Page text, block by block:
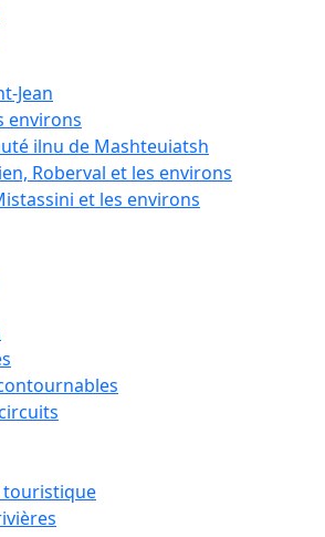
Jean
environs
ilnu de Mashteuiatsh
Roberval et les environs
et les environs
touristique